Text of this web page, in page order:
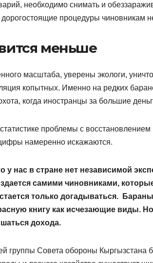
необходимо снимать и
процедуры чиновникам
меньше
масштаба, уверены экологи,
копытных. Именно на редких
когда иностранцы за большие
проблемы с
намеренно искажаются.
нас в стране нет независимой
самими чиновниками,
только догадываться.
книгу как исчезающие виды.
дохода.
группы Совета обороны Кыргызстана